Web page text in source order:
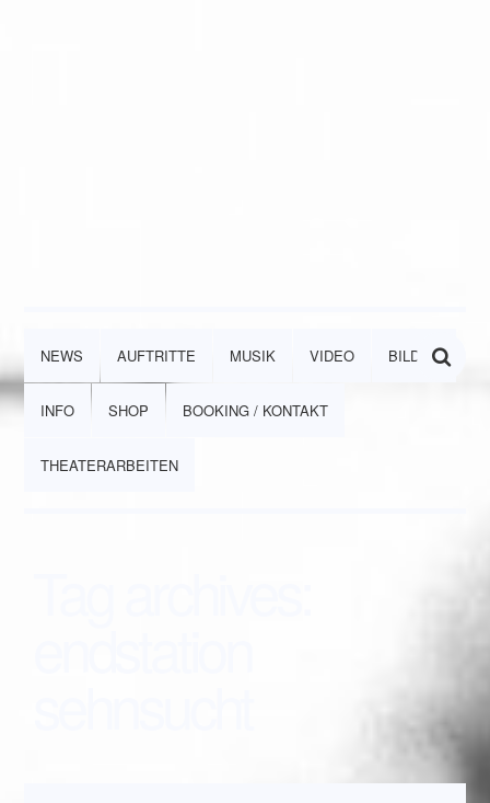
NEWS AUFTRITTE MUSIK VIDEO BILDER
INFO SHOP BOOKING / KONTAKT
THEATERARBEITEN